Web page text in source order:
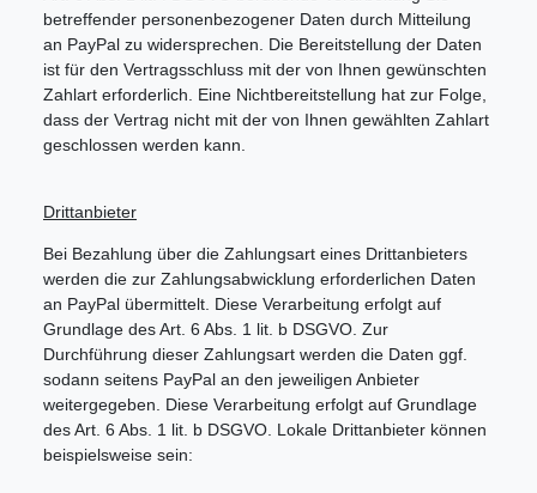
betreffender personenbezogener Daten durch Mitteilung
an PayPal zu widersprechen. Die Bereitstellung der Daten
ist für den Vertragsschluss mit der von Ihnen gewünschten
Zahlart erforderlich. Eine Nichtbereitstellung hat zur Folge,
dass der Vertrag nicht mit der von Ihnen gewählten Zahlart
geschlossen werden kann.
Drittanbieter
Bei Bezahlung über die Zahlungsart eines Drittanbieters
werden die zur Zahlungsabwicklung erforderlichen Daten
an PayPal übermittelt. Diese Verarbeitung erfolgt auf
Grundlage des Art. 6 Abs. 1 lit. b DSGVO. Zur
Durchführung dieser Zahlungsart werden die Daten ggf.
sodann seitens PayPal an den jeweiligen Anbieter
weitergegeben. Diese Verarbeitung erfolgt auf Grundlage
des Art. 6 Abs. 1 lit. b DSGVO. Lokale Drittanbieter können
beispielsweise sein: